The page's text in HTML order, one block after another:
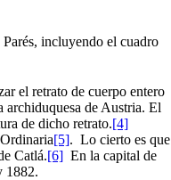
incluyendo el cuadro
el retrato de cuerpo entero
archiduquesa de Austria. El
de dicho retrato.[4]
[5]. Lo cierto es que
Catlá.[6] En la capital de
1882.